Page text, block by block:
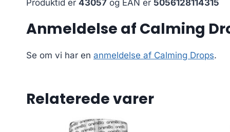
Produktid er 43057 og EAN er 5056128114315
Anmeldelse af Calming
Se om vi har en anmeldelse af Calming Drops.
Relaterede varer